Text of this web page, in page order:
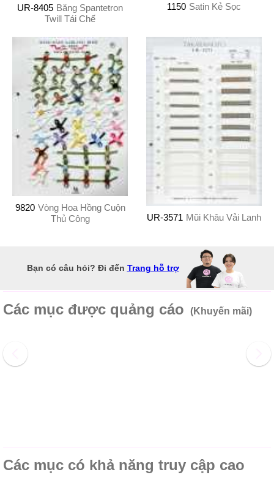
UR-8405 Băng Spantetron
Twill Tái Chế
1150 Satin Kẻ Sọc
9820 Vòng Hoa Hồng Cuộn
Thủ Công
UR-3571 Mũi Khâu Vải Lanh
Bạn có câu hỏi? Đi đến Trang hỗ trợ
Các mục được quảng cáo (Khuyến mãi)
Các mục có khả năng truy cập cao